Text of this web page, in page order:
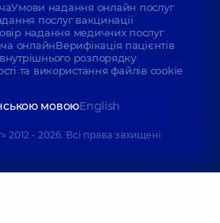
Умови надання онлайн послуг
послуг вакцинації
надання медичних послуг
онлайнВерифікація пацієнтів
розпорядку
та використання файлів cookie
мовоюEnglish
- 2026. Всі права захищені